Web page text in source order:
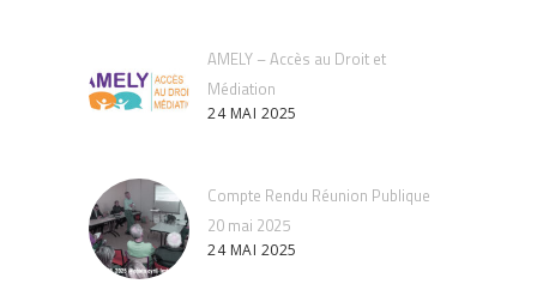
AMELY – Accès au Droit et
Médiation
24 MAI 2025
Compte Rendu Réunion Publique
20 mai 2025
24 MAI 2025